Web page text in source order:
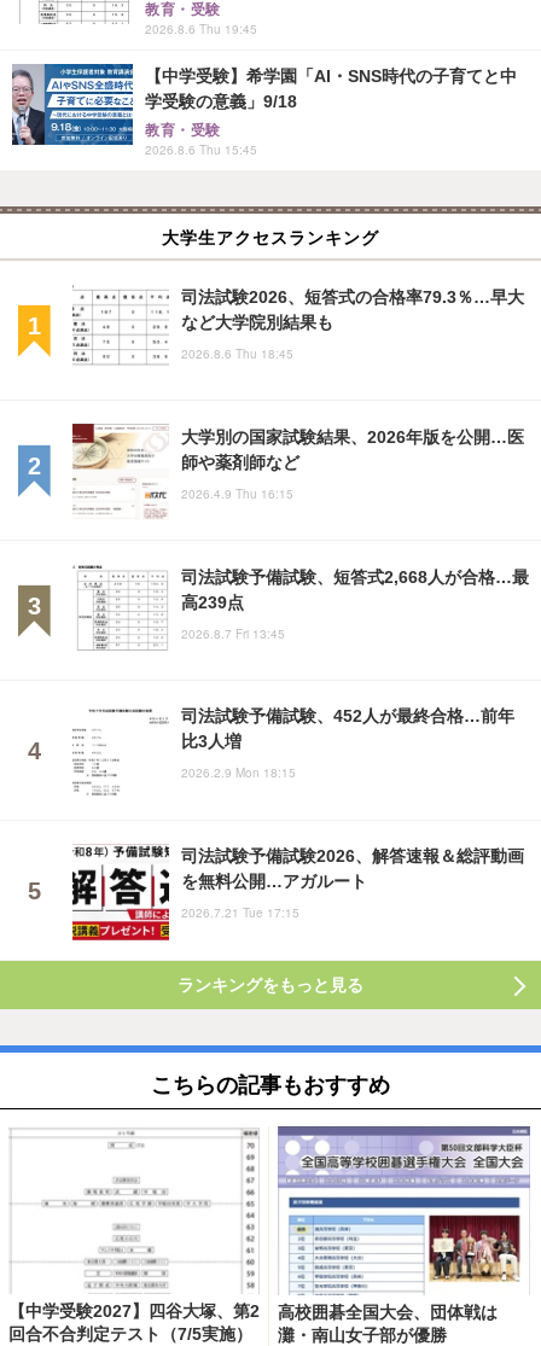
教育・受験
2026.8.6 Thu 19:45
【中学受験】希学園「AI・SNS時代の子育てと中
学受験の意義」9/18
教育・受験
2026.8.6 Thu 15:45
大学生アクセスランキング
司法試験2026、短答式の合格率79.3％…早大
など大学院別結果も
2026.8.6 Thu 18:45
大学別の国家試験結果、2026年版を公開…医
師や薬剤師など
2026.4.9 Thu 16:15
司法試験予備試験、短答式2,668人が合格…最
高239点
2026.8.7 Fri 13:45
司法試験予備試験、452人が最終合格…前年
比3人増
2026.2.9 Mon 18:15
司法試験予備試験2026、解答速報＆総評動画
を無料公開…アガルート
2026.7.21 Tue 17:15
ランキングをもっと見る
こちらの記事もおすすめ
【中学受験2027】四谷大塚、第2
回合不合判定テスト（7/5実施）
高校囲碁全国大会、団体戦は
灘・南山女子部が優勝